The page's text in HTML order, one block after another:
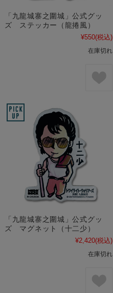
「九龍城寨之圍城」公式グッ
ズ ステッカー（龍捲風）
¥550(税込)
在庫切れ
「九龍城寨之圍城」公式グッ
ズ マグネット（十二少）
¥2,420(税込)
在庫切れ